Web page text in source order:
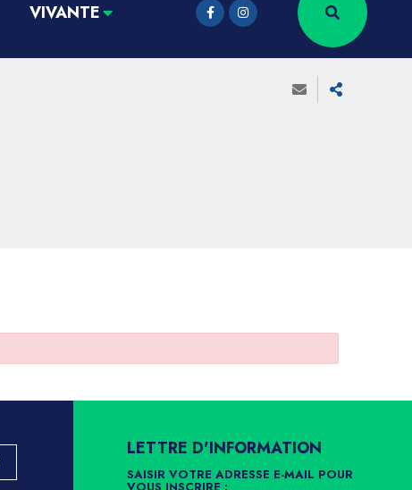
VIVANTE
LETTRE D'INFORMATION
SAISIR VOTRE ADRESSE E-MAIL POUR